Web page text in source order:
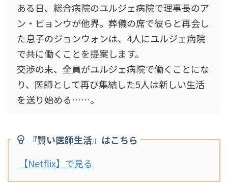
ある日、総合病院のユルジェ病院で理事長のア
ン・ビョンウが他界。葬儀の席で彼らと再会し
た息子のジョンウォンは、4人にユルジェ病院
で共に働くことを提案します。
交渉の末、全員がユルジェ病院で働くことにな
り、医師として再び集結した5人は新しい生活
を送り始める……。
『賢い医師生活』はこちら
【Netflix】で見る